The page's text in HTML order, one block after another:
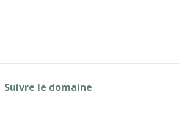
Suivre le domaine